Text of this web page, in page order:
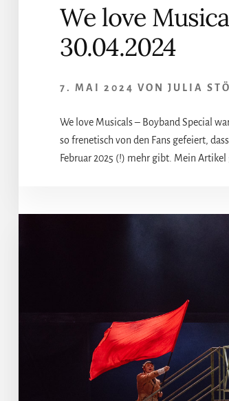
We love
30.04.2024
7. MAI 2024 VON JULIA
We love Musicals – Boyband Special
so frenetisch von den Fans gefeiert,
Februar 2025 (!) mehr gibt. Mein